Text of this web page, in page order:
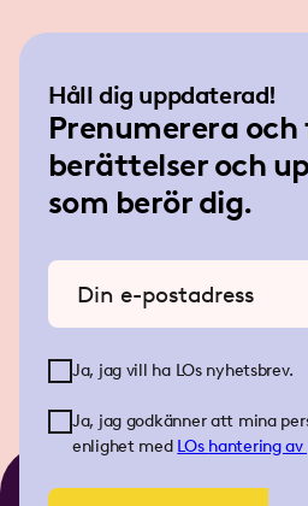
Håll dig uppdaterad!
Prenumerera
berättelser och
som berör dig.
Ange din e-postadress
Ja, jag vill ha LOs nyhetsbrev.
Ja, jag godkänner att mina
enlighet med LOs hantering av